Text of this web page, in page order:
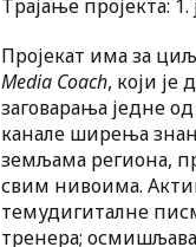
Трајање пројекта:
Пројекат има за
Media Coach, који
заговарања једне
канале ширења
земљама региона,
свим нивоима.
темудигиталне
тренера;